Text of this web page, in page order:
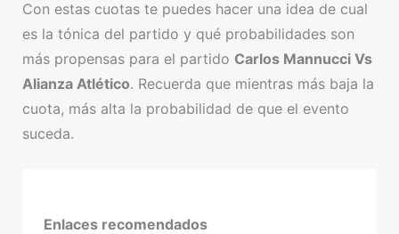
Con estas cuotas te puedes hacer una idea de cual
es la tónica del partido y qué probabilidades son
más propensas para el partido Carlos Mannucci Vs
Alianza Atlético. Recuerda que mientras más baja la
cuota, más alta la probabilidad de que el evento
suceda.
Enlaces recomendados